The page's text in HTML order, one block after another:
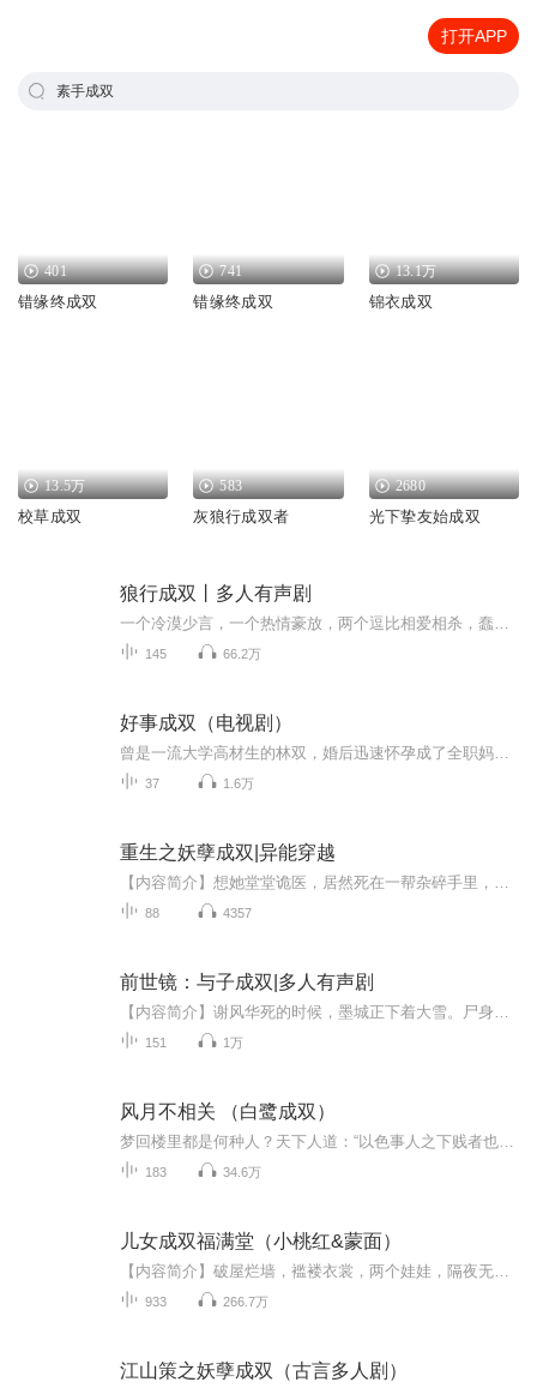
打开APP
素手成双
401
错缘终成双
741
错缘终成双
13.1万
锦衣成双
13.5万
校草成双
583
灰狼行成双者
2680
光下挚友始成双
狼行成双丨多人有声剧
145 66.2万
好事成双（电视剧）
37 1.6万
重生之妖孽成双|异能穿越
88 4357
前世镜：与子成双|多人有声剧
151 1万
风月不相关 （白鹭成双）
183 34.6万
儿女成双福满堂（小桃红&蒙面）
933 266.7万
江山策之妖孽成双（古言多人剧）